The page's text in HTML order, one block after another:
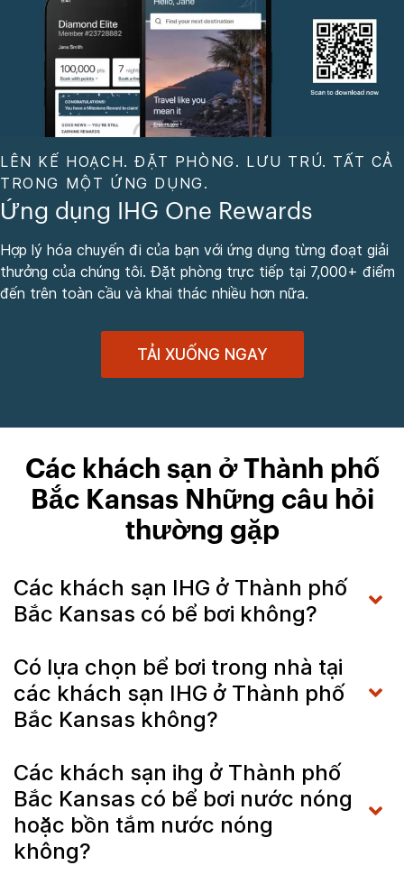
LÊN KẾ HOẠCH. ĐẶT PHÒNG. LƯU TRÚ. TẤT CẢ
TRONG MỘT ỨNG DỤNG.
Ứng dụng IHG One Rewards
Hợp lý hóa chuyến đi của bạn với ứng dụng từng đoạt giải
thưởng của chúng tôi. Đặt phòng trực tiếp tại 7,000+ điểm
đến trên toàn cầu và khai thác nhiều hơn nữa.
TẢI XUỐNG NGAY
Các khách sạn ở Thành phố
Bắc Kansas Những câu hỏi
thường gặp
Các khách sạn IHG ở Thành phố
Bắc Kansas có bể bơi không?
Có lựa chọn bể bơi trong nhà tại
các khách sạn IHG ở Thành phố
Bắc Kansas không?
Các khách sạn ihg ở Thành phố
Bắc Kansas có bể bơi nước nóng
hoặc bồn tắm nước nóng
không?